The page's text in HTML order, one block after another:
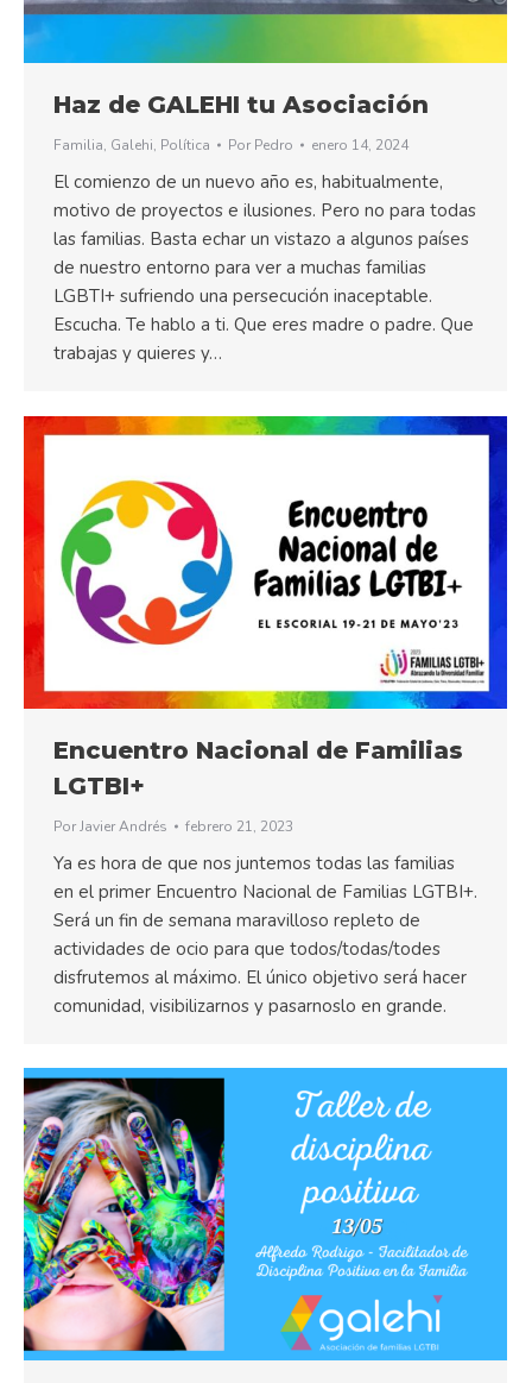
Haz de GALEHI tu Asociación
Familia, Galehi, Política Por Pedro enero 14, 2024
El comienzo de un nuevo año es, habitualmente,
motivo de proyectos e ilusiones. Pero no para todas
las familias. Basta echar un vistazo a algunos países
de nuestro entorno para ver a muchas familias
LGBTI+ sufriendo una persecución inaceptable.
Escucha. Te hablo a ti. Que eres madre o padre. Que
trabajas y quieres y…
Encuentro Nacional de Familias
LGTBI+
PorJavier Andrés febrero 21, 2023
Ya es hora de que nos juntemos todas las familias
en el primer Encuentro Nacional de Familias LGTBI+.
Será un fin de semana maravilloso repleto de
actividades de ocio para que todos/todas/todes
disfrutemos al máximo. El único objetivo será hacer
comunidad, visibilizarnos y pasarnoslo en grande.